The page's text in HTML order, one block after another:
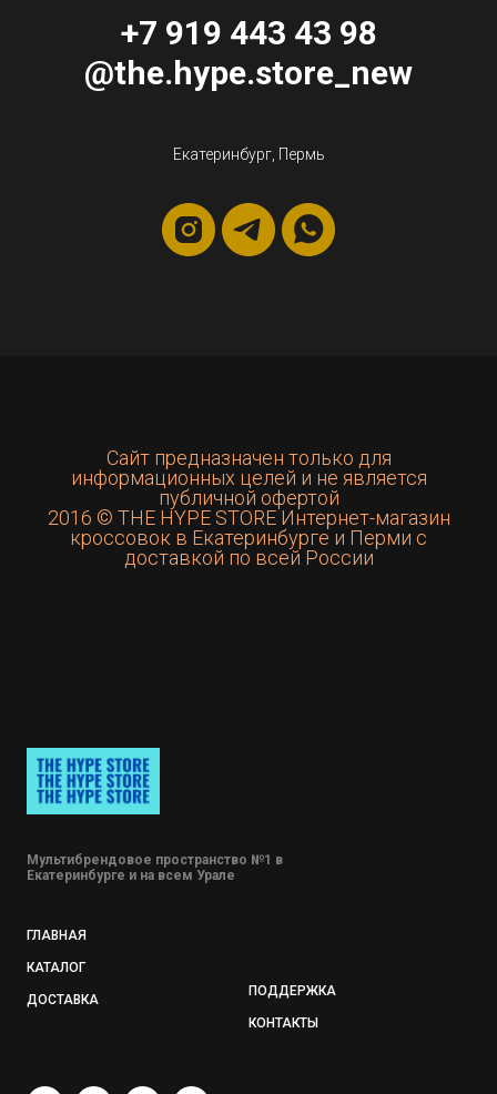
+7 919 443 43 98
@the.hype.store_new
Екатеринбург, Пермь
Сайт предназначен только для
информационных целей и не является
публичной офертой
2016 © THE HYPE STORE Интернет-магазин
кроссовок в Екатеринбурге и Перми с
доставкой по всей России
Мультибрендовое пространство №1 в
Екатеринбурге и на всем Урале
ГЛАВНАЯ
КАТАЛОГ
ДОСТАВКА
ПОДДЕРЖКА
КОНТАКТЫ